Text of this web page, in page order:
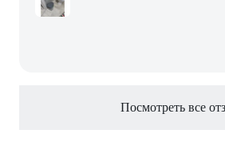
Посмотреть все